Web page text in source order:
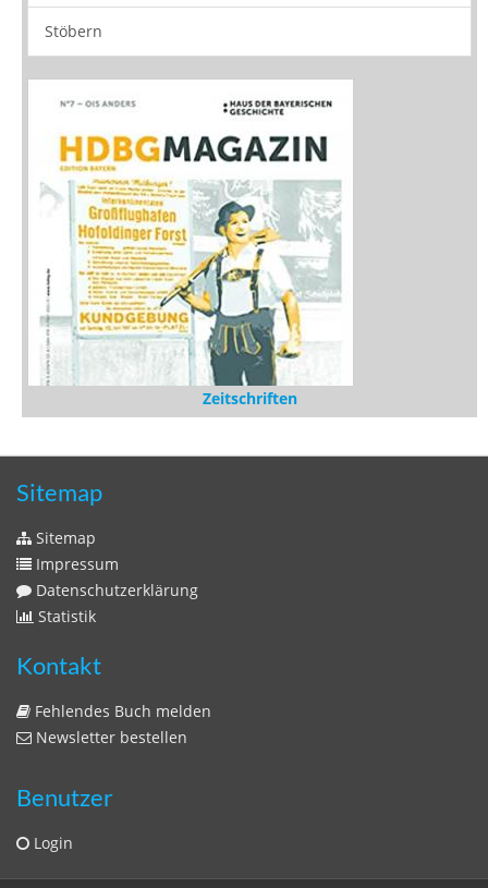
Stöbern
Sitemap
Sitemap
Datenschutzerklärung
Statistik
Kontakt
Fehlendes Buch melden